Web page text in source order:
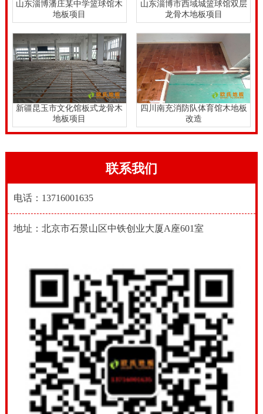
山东淄博潘庄某中学篮球馆木
地板项目
山东淄博市西域城篮球馆双层
龙骨木地板项目
新疆昆玉市文化馆板式龙骨木
地板项目
四川南充消防队体育馆木地板
改造
联系我们
电话：13716001635
地址：北京市石景山区中铁创业大厦A座601室